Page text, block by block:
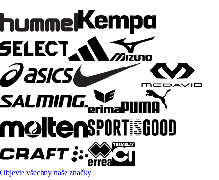
Objevte všechny naše značky